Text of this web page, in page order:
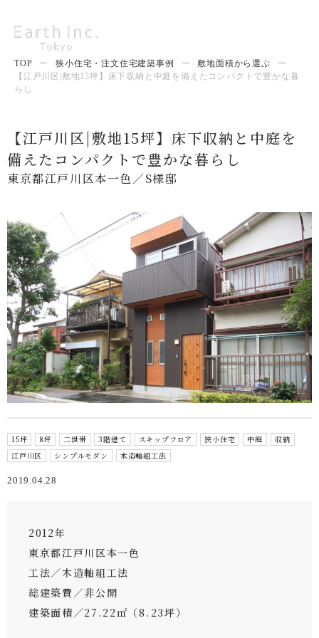
TOP ー 狭小住宅・注文住宅建築事例 ー 敷地面積から選ぶ
ー
【江戸川区|敷地15坪】床下収納と中庭を備えたコンパクトで豊かな暮
らし
【江戸川区|敷地15坪】床下収納と中庭を
備えたコンパクトで豊かな暮らし
東京都江戸川区本一色／S様邸
15坪 8坪 二世帯 3階建て スキップフロア 狭小住宅 中庭
収納
江戸川区
シンプルモダン 木造軸組工法
2019.04.28
2012年
東京都江戸川区本一色
工法／木造軸組工法
総建築費／非公開
建築面積／27.22㎡（8.23坪）